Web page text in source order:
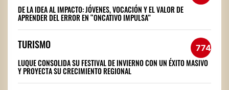
DE LA IDEA AL IMPACTO: JÓVENES, VOCACIÓN Y EL VALOR DE
APRENDER DEL ERROR EN “ONCATIVO IMPULSA”
TURISMO 774
LUQUE CONSOLIDA SU FESTIVAL DE INVIERNO CON UN ÉXITO MASIVO
Y PROYECTA SU CRECIMIENTO REGIONAL